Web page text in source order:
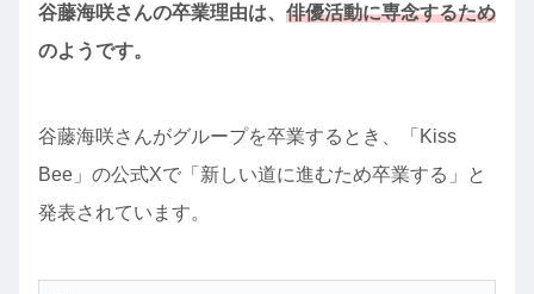
谷藤海咲さんの卒業理由は、 俳優活動に専念するため
のようです。
谷藤海咲さんがグループを卒業するとき、「Kiss
Bee」の公式Xで「新しい道に進むため卒業する」と
発表されています。